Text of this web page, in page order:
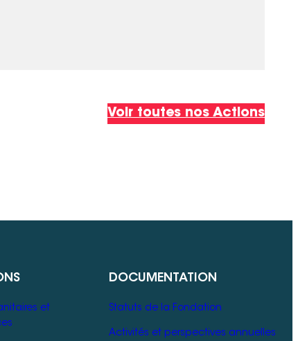
Voir toutes nos Actions
et
DOCUMENTATION
Statuts de la Fondation
Activités et perspectives annuelles